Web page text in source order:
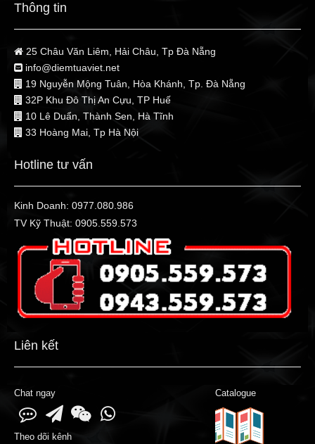
Thông tin
25 Châu Văn Liêm, Hải Châu, Tp Đà Nẵng
info@diemtuaviet.net
19 Nguyễn Mộng Tuân, Hòa Khánh, Tp. Đà Nẵng
32P Khu Đô Thị An Cựu, TP Huế
10 Lê Duẩn, Thành Sen, Hà Tĩnh
33 Hoàng Mai, Tp Hà Nội
Hotline tư vấn
Kinh Doanh: 0977.080.986
TV Kỹ Thuật: 0905.559.573
Liên kết
Chat ngay
Theo dõi kênh
Catalogue